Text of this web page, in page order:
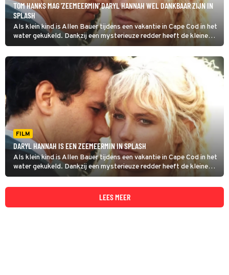
TOM HANKS MAG 'ZEEMEERMIN' DARYL HANNAH WEL DANKBAAR ZIJN IN
SPLASH
Als klein kind is Allen Bauer tijdens een vakantie in Cape Cod in het
water gekukeld. Dankzij een mysterieuze redder heeft de kleine
Allen dat avontuur overleefd. Hoe het verdergaat, zie je in Splash.
FILM
DARYL HANNAH IS EEN ZEEMEERMIN IN SPLASH
Als klein kind is Allen Bauer tijdens een vakantie in Cape Cod in het
water gekukeld. Dankzij een mysterieuze redder heeft de kleine
Allen dat avontuur overleefd.
LEES MEER